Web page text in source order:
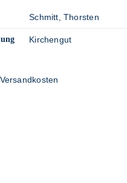
Schmitt, Thorsten
Kirchengut
Versandkosten